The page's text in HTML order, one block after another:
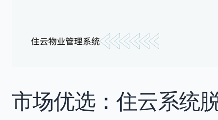
市场优选：住云系统